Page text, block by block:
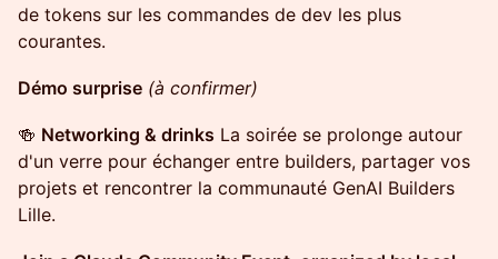
de tokens sur les commandes de dev les plus
courantes.
Démo surprise (à confirmer)
🍻 Networking & drinks La soirée se prolonge autour
d'un verre pour échanger entre builders, partager vos
projets et rencontrer la communauté GenAI Builders
Lille.